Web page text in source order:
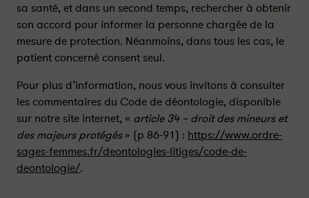
l
i
?
-
a
r
t
a
g
e
l
i
?
-
a
r
t
a
g
e
sa santé, et dans un second temps, rechercher à obtenir
son accord pour informer la personne chargée de la
mesure de protection. Néanmoins, dans tous les cas, le
patient concerné consent seul.
Pour plus d’information, nous vous invitons à consulter
les commentaires du Code de déontologie, disponible
sur notre site internet, « article 34 – droit des mineurs et
des majeurs protégés» (p 86-91) : https://www.ordre-
sages-femmes.fr/deontologies-litiges/code-de-
deontologie/.